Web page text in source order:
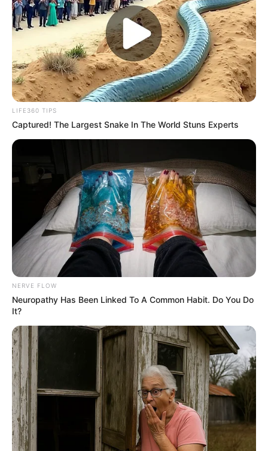
LIFE360 TIPS
Captured! The Largest Snake In The World Stuns Experts
NERVE FLOW
Neuropathy Has Been Linked To A Common Habit. Do You Do
It?